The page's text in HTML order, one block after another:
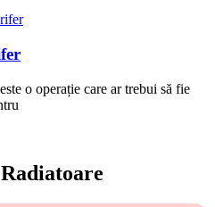
o operație care ar trebui să fie